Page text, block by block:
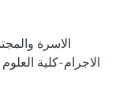
الاسرة